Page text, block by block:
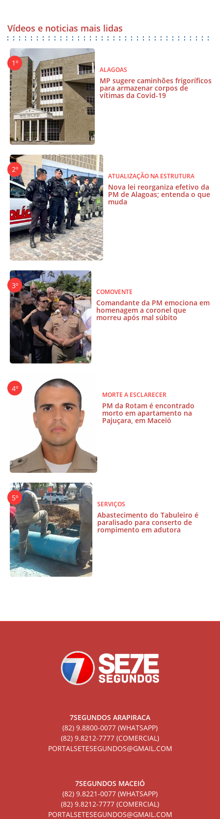
Vídeos e noticias mais lidas
ALAGOAS
MP sugere caminhões frigoríficos
para armazenar corpos de
vítimas da Covid-19
ATUALIZAÇÃO NA ESTRUTURA
Nova lei reorganiza efetivo da
PM de Alagoas; entenda o que
muda
COMOVENTE
Comandante da PM emociona em
homenagem a coronel que
morreu após mal súbito
MORTE A ESCLARECER
PM da Rotam é encontrado
morto em apartamento na
Pajuçara, em Maceió
SERVIÇOS
Abastecimento do Tabuleiro é
paralisado para conserto de
rompimento em adutora
7SEGUNDOS ARAPIRACA
(82) 9.8800-0077 (WHATSAPP)
(82) 9.8212-7777 (COMERCIAL)
PORTALSETESEGUNDOS@GMAIL.COM
7SEGUNDOS MACEIÓ
(82) 9.8221-0077 (WHATSAPP)
(82) 9.8212-7777 (COMERCIAL)
PORTALSETESEGUNDOS@GMAIL.COM